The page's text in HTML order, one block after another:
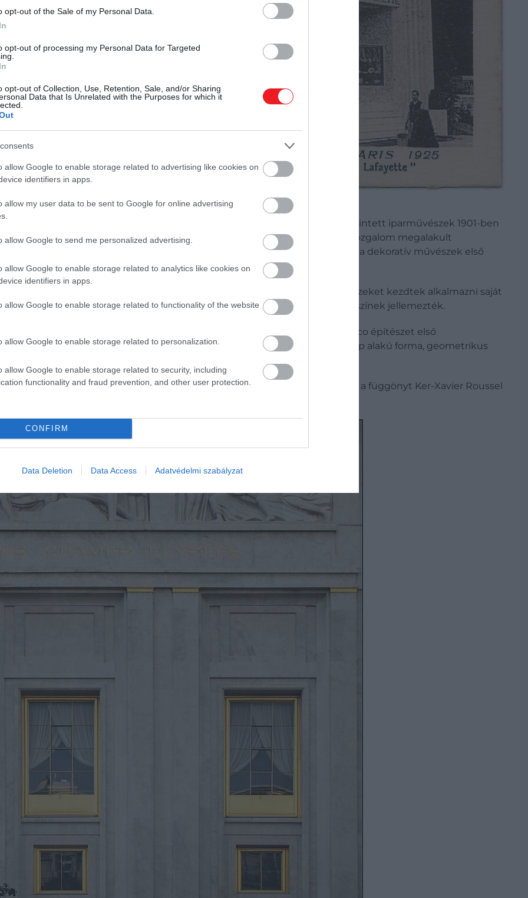
opt-out of the Sale of my Personal Data.
opt-out of processing my Personal Data for Targeted
opt-out of Collection, Use, Retention, Sale, and/or Sharing
Data that Is Unrelated with the Purposes for which it
allow Google to enable storage related to advertising like cookies on
identifiers in apps.
allow my user data to be sent to Google for online advertising
allow Google to send me personalized advertising.
allow Google to enable storage related to analytics like cookies on
identifiers in apps.
allow Google to enable storage related to functionality of the website
allow Google to enable storage related to personalization.
allow Google to enable storage related to security, including
functionality and fraud prevention, and other user protection.
CONFIRM
Data Deletion Data Access Adatvédelmi szabályzat
művészek státusza. A 19. századig az addig csak kézműveseknek tekintett iparművészek 1901-ben
Státuszuk a festőkéhez, szobrászokéhoz lett hasonló, a mozgalom megalakult
első nemzetközi kiállításukat is. 1912-ben pedig megrendezték meg a dekoratív művészek első
játszottak az art déco felemelkedésében. 1900-tól dekoratív művészeket kezdtek alkalmazni saját
anyagok, mint az ébenfa, elefántcsont, selyem, valamint a nagyon élénk színek jellemezték.
Élysées, melyet Auguste Perret tervezett. Ezt az épületet tekintik az art déco építészet első
vagy bérházak építésénél használták. Perret épülete egyszerű téglalap alakú forma, geometrikus
art déco márkajegyeivé.
ilyenek Antoine Bourdelle szobrai, Édouard Vuillard festményei, a függönyt Ker-Xavier Roussel